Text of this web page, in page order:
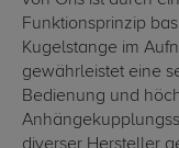
Funktionsprinzip
Kugelstange im
gewährleistet eine
Bedienung und